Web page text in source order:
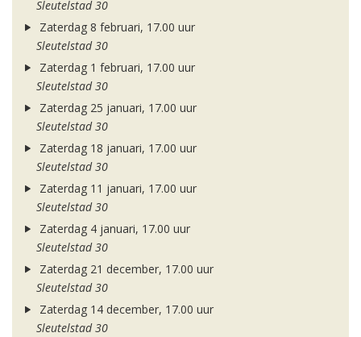
Sleutelstad 30
Zaterdag 8 februari, 17.00 uur
Sleutelstad 30
Zaterdag 1 februari, 17.00 uur
Sleutelstad 30
Zaterdag 25 januari, 17.00 uur
Sleutelstad 30
Zaterdag 18 januari, 17.00 uur
Sleutelstad 30
Zaterdag 11 januari, 17.00 uur
Sleutelstad 30
Zaterdag 4 januari, 17.00 uur
Sleutelstad 30
Zaterdag 21 december, 17.00 uur
Sleutelstad 30
Zaterdag 14 december, 17.00 uur
Sleutelstad 30